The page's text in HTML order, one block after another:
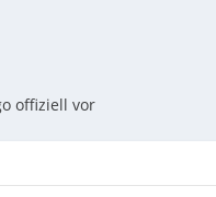
offiziell vor